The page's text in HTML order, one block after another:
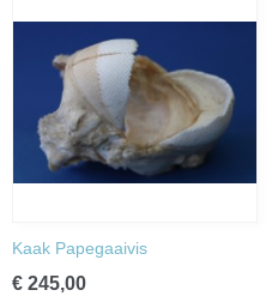
Kaak Papegaaivis
€ 245,00